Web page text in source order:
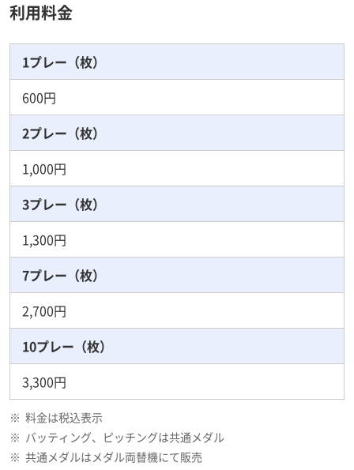
利用料金
1プレー（枚）
600円
2プレー（枚）
1,000円
3プレー（枚）
1,300円
7プレー（枚）
2,700円
10プレー（枚）
3,300円
※ 料金は税込表示
※ バッティング、ピッチングは共通メダル
※ 共通メダルはメダル両替機にて販売